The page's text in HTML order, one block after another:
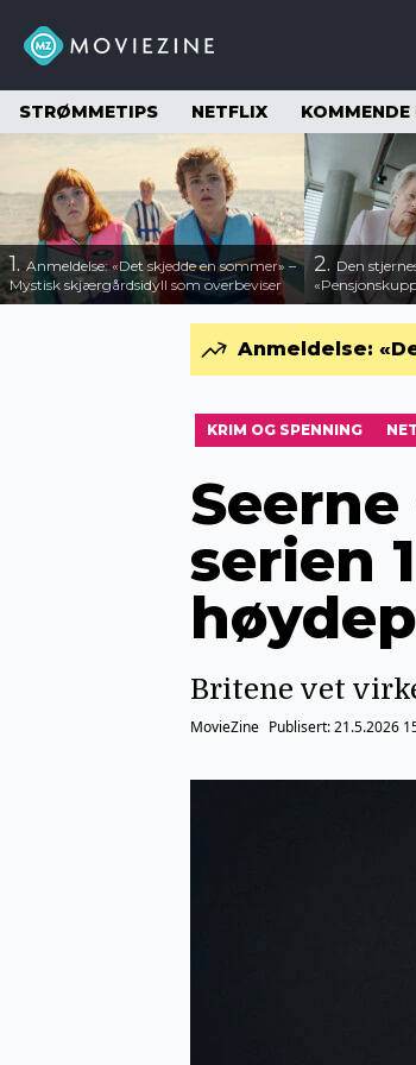
STRØMMETIPS NETFLIX KOMMENDE
1.Anmeldelse: «Det skjedde en sommer» –
Mystisk skjærgårdsidyll som overbeviser
2. Den
Anmeldelse:
KRIM OG SPENNING
serien
Britene vet
MovieZine Publisert:21.5.2026